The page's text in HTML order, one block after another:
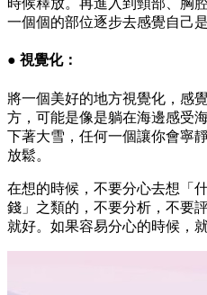
時候釋放。再進入到頸部、胸
一個個的部位逐步去感覺自己
● 視覺化：
將一個美好的地方視覺化，感
方，可能是像是躺在海邊感受
下著大雪，任何一個讓你會寧
放鬆。
在想的時候，不要分心去想「
錢」之類的，不要分析，不要
就好。如果容易分心的時候，